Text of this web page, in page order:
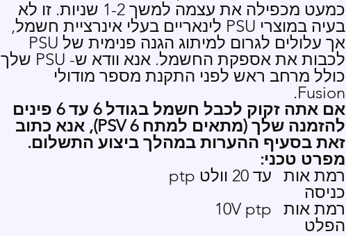
כמעט מכפילה את עצמה למשך 1-2 שניות. זו לא
בעיה במוצרי PSU לינאריים בעלי אינרציית חשמל,
אך עלולים לגרום למיתוג
הגנה פנימית של PSU
לכבות את
אספקת החשמל. אנא וודא ש- PSU שלך
כולל מרחב ראש לפני התקנת מספר מודולי
Fusion.
אם אתה זקוק לכבל חשמל בגודל 6 עד 6 פינים
להזמנה שלך (מתאים למתח PSV 6), אנא כתוב
זאת בסעיף ההערות במהלך ביצוע התשלום.
מפרט טכני:
רמת אות
כניסה
עד 20 וולט ptp
רמת אות
הפלט
10V ptp